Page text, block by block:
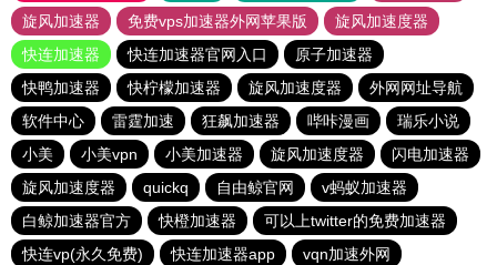
旋风加速器
免费vps加速器外网苹果版
旋风加速度器
快连加速器
快连加速器官网入口
原子加速器
快鸭加速器
快柠檬加速器 旋风加速度器
外网网址导航
软件中心
雷霆加速 狂飙加速器 哔咔漫画
瑞乐小说
小美
小美vpn 小美加速器 旋风加速度器
闪电加速器
旋风加速度器
quickq 自由鲸官网
v蚂蚁加速器
白鲸加速器官方
快橙加速器
可以上twitter的免费加速器
快连vp(永久免费)
快连加速器app
vqn加速外网